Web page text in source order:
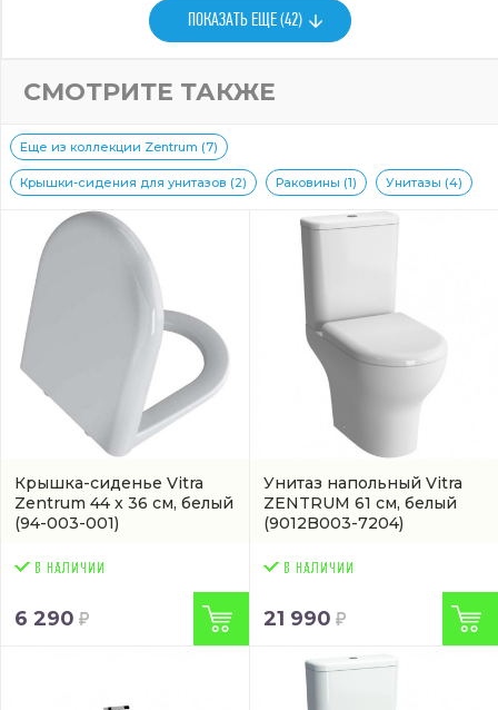
ПОКАЗАТЬ ЕЩЕ (42)
СМОТРИТЕ ТАКЖЕ
Еще из коллекции Zentrum (7)
Крышки-сидения для унитазов (2) Раковины (1) Унитазы (4)
Крышка-сиденье Vitra
Zentrum 44 x 36 см, белый
(94-003-001)
6 290
Унитаз напольный Vitra
ZENTRUM 61 см, белый
(9012B003-7204)
21 990